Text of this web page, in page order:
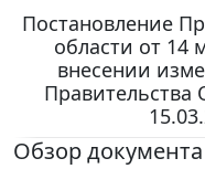
Постановление
области от 14
внесении
Правительства
Обзор документа